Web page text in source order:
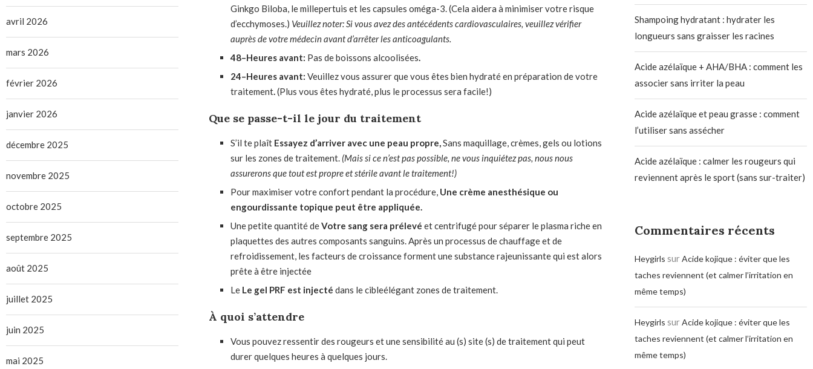
Ginkgo Biloba, le millepertuis et les capsules oméga-3.(Cela aidera à minimiser votre risque
d’ecchymoses.) Veuillez noter:Si vous avez des antécédents cardiovasculaires, veuillez vérifier
auprès de votre médecin avant d’arrêter les anticoagulants.
48–Heures avant: Pas de boissons alcoolisées.
24–Heures avant: Veuillez vous assurer que vous êtes bien hydraté en préparation de votre
traitement.(Plus vous êtes hydraté, plus le processus sera facile!)
Que se passe-t-il le jour du traitement
S’il te plaît Essayez d’arriver avec une peau propre,Sans maquillage, crèmes, gels ou lotions
sur les zones de traitement. (Mais si ce n’est pas possible, ne vous inquiétez pas, nous nous
assurerons que tout est propre et stérile avant le traitement!)
Pour maximiser votre confort pendant la procédure, Une crème anesthésique ou
engourdissante topique peut être appliquée.
Une petite quantité deVotre sang sera prélevé et centrifugé pour séparer le plasma riche en
plaquettes des autres composants sanguins. Après un processus de chauffage et de
refroidissement, les facteurs de croissance forment une substance rajeunissante qui est alors
prête à être injectée
Le Le gel PRF est injecté dans lecibleélégantzones de traitement.
À quoi s’attendre
Vous pouvez ressentir des rougeurs et une sensibilité au (s) site (s) de traitement qui peut
durer quelques heures à quelques jours.
Shampoing hydratant : hydrater les
longueurs sans graisser les racines
Acide azélaïque + AHA/BHA : comment les
associer sans irriter la peau
Acide azélaïque et peau grasse : comment
l’utiliser sans assécher
Acide azélaïque : calmer les rougeurs qui
reviennent après le sport (sans sur-traiter)
Commentaires récents
Heygirls surAcide kojique : éviter que les
taches reviennent (et calmer l’irritation en
même temps)
Heygirls surAcide kojique : éviter que les
taches reviennent (et calmer l’irritation en
même temps)
avril 2026
mars 2026
février 2026
janvier 2026
décembre 2025
novembre 2025
octobre 2025
septembre 2025
août 2025
juillet 2025
juin 2025
mai 2025